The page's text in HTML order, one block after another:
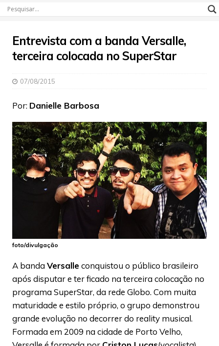
Entrevista com a banda Versalle,
terceira colocada no SuperStar
07/08/2015
Por: Danielle Barbosa
foto/divulgação
A bandaVersalleconquistou o público brasileiro
após disputar e ter ficado na terceira colocação no
programa SuperStar, da rede Globo. Com muita
maturidade e estilo próprio, o grupo demonstrou
grande evolução no decorrer do reality musical.
Formada em 2009 na cidade de Porto Velho,